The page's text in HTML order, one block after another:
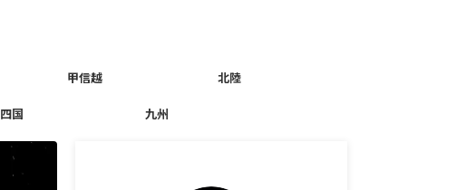
甲信越 北陸
四国 九州